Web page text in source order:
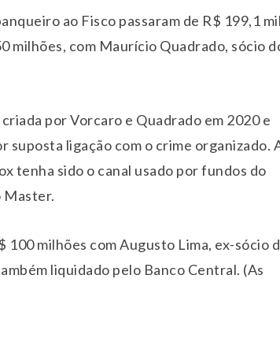
ao Fisco passaram de R$ 199,1
milhões, com Maurício Quadrado, sócio
por Vorcaro e Quadrado em 2020 e
ligação com o crime organizado.
tenha sido o canal usado por fundos do
Master.
milhões com Augusto Lima, ex-sócio
liquidado pelo Banco Central. (As